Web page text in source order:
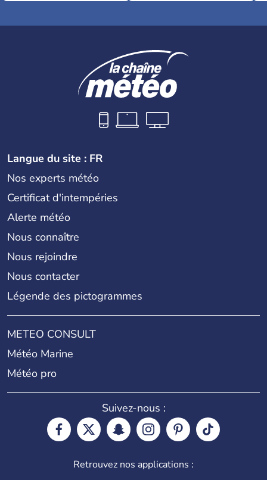
Langue du site : FR
Nos experts météo
Certificat d'intempéries
Alerte météo
Nous connaître
Nous rejoindre
Nous contacter
Légende des pictogrammes
METEO CONSULT
Météo Marine
Météo pro
Suivez-nous :
Retrouvez nos applications :